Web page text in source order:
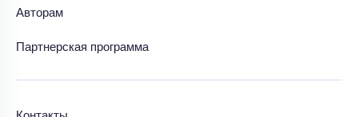
Авторам
Партнерская программа